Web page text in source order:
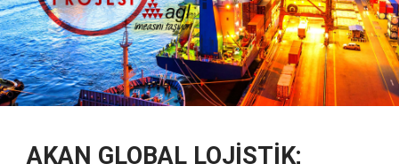
AKAN GLOBAL LOJİSTİK;